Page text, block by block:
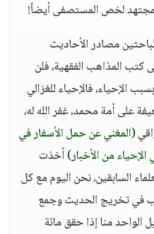
لخص المستصفى أيضاً!
مصادر الأحاديث
المذاهب الفقهية، فلن
الإحياء، فالإحياء للغزالي
على أمة محمد، غفر الله له،
(المغني عن حمل الأسفار في
من الأخبار)أخذت
السابقين، نحن اليوم مع كل
في تخريج الحديث وجمع
منا إذا حقق مائة